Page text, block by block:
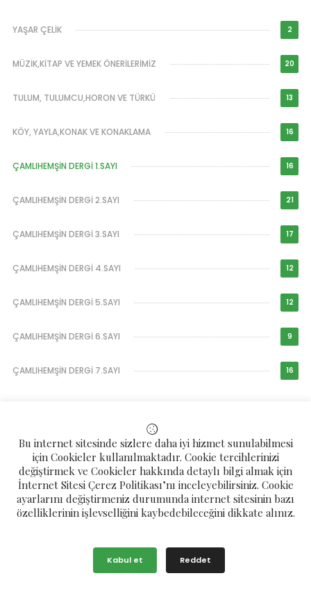
YAŞAR ÇELİK 2
MÜZİK,KİTAP VE YEMEK ÖNERİLERİMİZ 20
TULUM, TULUMCU,HORON VE TÜRKÜ 13
KÖY, YAYLA,KONAK VE KONAKLAMA 16
ÇAMLIHEMŞİN DERGİ 1.SAYI 16
ÇAMLIHEMŞİN DERGİ 2.SAYI 21
ÇAMLIHEMŞİN DERGİ 3.SAYI 17
ÇAMLIHEMŞİN DERGİ 4.SAYI 12
ÇAMLIHEMŞİN DERGİ 5.SAYI 12
ÇAMLIHEMŞİN DERGİ 6.SAYI 9
ÇAMLIHEMŞİN DERGİ 7.SAYI 16
FAİK BOZKURT VEFAT ETMİŞTİR...
7 Şubat 2024 1724
Bu internet sitesinde sizlere daha iyi hizmet sunulabilmesi
için Cookieler kullanılmaktadır. Cookie tercihlerinizi
değiştirmek ve Cookieler hakkında detaylı bilgi almak için
İnternet Sitesi Çerez Politikası’nı inceleyebilirsiniz. Cookie
ayarlarını değiştirmeniz durumunda internet sitesinin bazı
özelliklerinin işlevselliğini kaybedebileceğini dikkate alınız.
Kabul et Reddet